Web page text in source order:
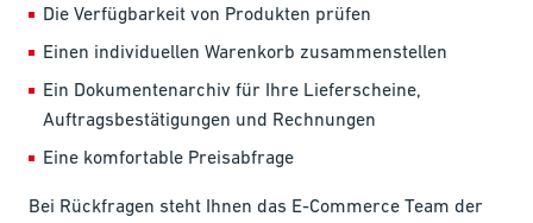
Die Verfügbarkeit von Produkten prüfen
Einen individuellen Warenkorb zusammenstellen
Ein Dokumentenarchiv für Ihre Lieferscheine,
Auftragsbestätigungen und Rechnungen
Eine komfortable Preisabfrage
Bei Rückfragen steht Ihnen das E-Commerce Team der